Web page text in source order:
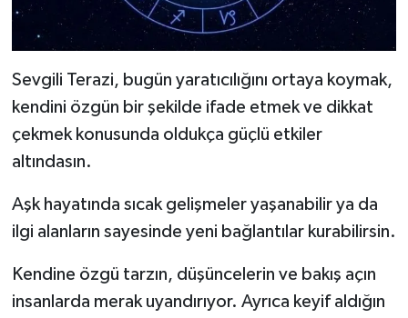
Sevgili Terazi, bugün yaratıcılığını ortaya koymak,
kendini özgün bir şekilde ifade etmek ve dikkat
çekmek konusunda oldukça güçlü etkiler
altındasın.
Aşk hayatında sıcak gelişmeler yaşanabilir ya da
ilgi alanların sayesinde yeni bağlantılar kurabilirsin.
Kendine özgü tarzın, düşüncelerin ve bakış açın
insanlarda merak uyandırıyor. Ayrıca keyif aldığın